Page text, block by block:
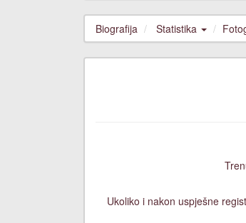
Biografija Statistika
Ukoliko i nakon uspješne